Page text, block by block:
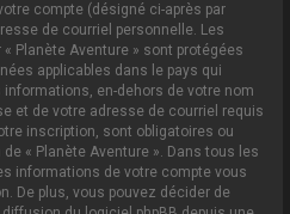
compte (désigné ci-après par
de courriel personnelle. Les
Planète Aventure » sont protégées
applicables dans le pays qui
informations, en-dehors de votre nom
et de votre adresse de courriel requis
inscription, sont obligatoires ou
« Planète Aventure ». Dans tous les
informations de votre compte vous
De plus, vous pouvez décider de